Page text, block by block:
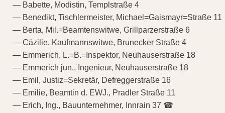
— Babette, Modistin, Templstraße 4
— Benedikt, Tischlermeister, Michael=Gaismayr=Straße 11
— Berta, Mil.=Beamtenswitwe, Grillparzerstraße 6
— Cäzilie, Kaufmannswitwe, Brunecker Straße 4
— Emmerich, L.=B.=Inspektor, Neuhauserstraße 18
— Emmerich jun., Ingenieur, Neuhauserstraße 18
— Emil, Justiz=Sekretär, Defreggerstraße 16
— Emilie, Beamtin d. EWJ., Pradler Straße 11
— Erich, Ing., Bauunternehmer, Innrain 37 ☎